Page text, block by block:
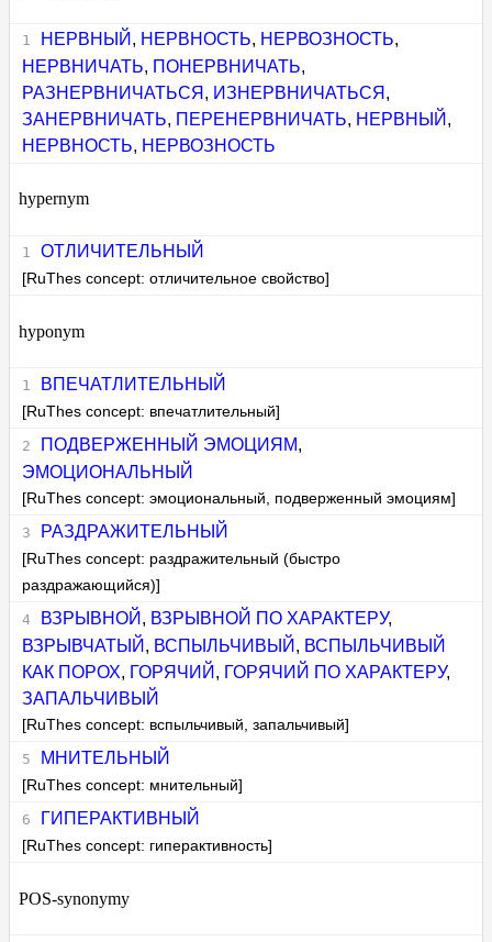
НЕРВНЫЙ , НЕРВНОСТЬ, НЕРВОЗНОСТЬ,
НЕРВНИЧАТЬ, ПОНЕРВНИЧАТЬ,
РАЗНЕРВНИЧАТЬСЯ , ИЗНЕРВНИЧАТЬСЯ ,
ЗАНЕРВНИЧАТЬ, ПЕРЕНЕРВНИЧАТЬ, НЕРВНЫЙ ,
НЕРВНОСТЬ, НЕРВОЗНОСТЬ
hypernym
ОТЛИЧИТЕЛЬНЫЙ
[RuThes concept: отличительное свойство]
hyponym
ВПЕЧАТЛИТЕЛЬНЫЙ
[RuThes concept: впечатлительный]
ПОДВЕРЖЕННЫЙ ЭМОЦИЯМ,
ЭМОЦИОНАЛЬНЫЙ
[RuThes concept: эмоциональный, подверженный эмоциям]
РАЗДРАЖИТЕЛЬНЫЙ
[RuThes concept: раздражительный (быстро
раздражающийся)]
ВЗРЫВНОЙ , ВЗРЫВНОЙ ПО ХАРАКТЕРУ,
ВЗРЫВЧАТЫЙ , ВСПЫЛЬЧИВЫЙ , ВСПЫЛЬЧИВЫЙ
КАК ПОРОХ, ГОРЯЧИЙ , ГОРЯЧИЙ ПО ХАРАКТЕРУ,
ЗАПАЛЬЧИВЫЙ
[RuThes concept: вспыльчивый, запальчивый]
МНИТЕЛЬНЫЙ
[RuThes concept: мнительный]
ГИПЕРАКТИВНЫЙ
[RuThes concept: гиперактивность]
POS-synonymy